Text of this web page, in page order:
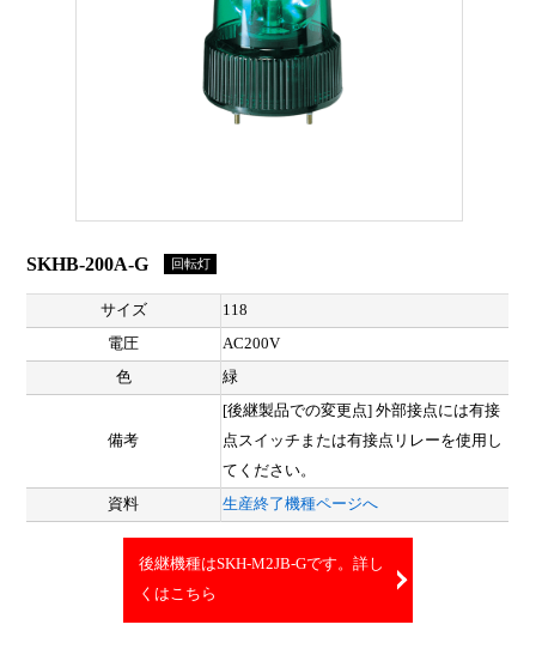
SKHB-200A-G 回転灯
サイズ
118
電圧
AC200V
色
緑
備考
[後継製品での変更点] 外部接点には有接
点スイッチまたは有接点リレーを使用し
てください。
資料
生産終了機種ページへ
後継機種はSKH-M2JB-Gです。詳し
くはこちら